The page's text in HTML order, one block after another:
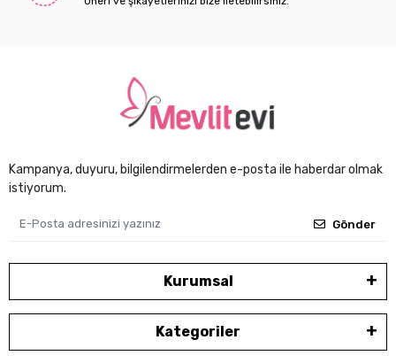
Kampanya, duyuru, bilgilendirmelerden e-posta ile haberdar olmak
istiyorum.
Gönder
Kurumsal
Kategoriler